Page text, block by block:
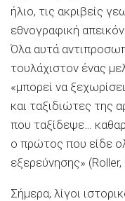
ήλιο, τις ακριβείς
εθνογραφική
Όλα αυτά
τουλάχιστον ένας
«μπορεί να
και ταξιδιώτες της
που ταξίδεψε…
ο πρώτος που είδε
εξερεύνησης» (Roller,
Σήμερα, λίγοι